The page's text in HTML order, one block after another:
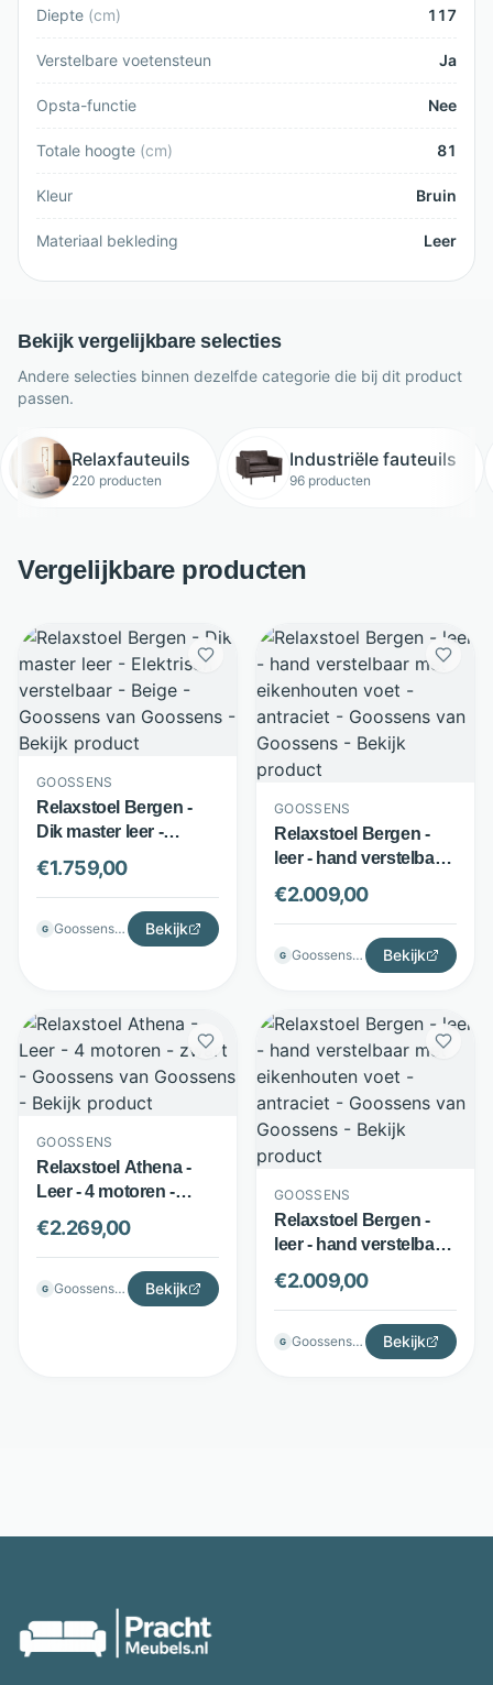
Diepte (cm) 117
Verstelbare voetensteun Ja
Opsta-functie Nee
Totale hoogte (cm) 81
Kleur Bruin
Materiaal bekleding Leer
Bekijk vergelijkbare selecties
Andere selecties binnen dezelfde categorie die bij dit product
passen.
Relaxfauteuils
220 producten
Industriële fauteuils
96 producten
Vergelijkbare producten
GOOSSENS
Relaxstoel Bergen -
Dik master leer -
Elektrisch verstelbaar -
Beige - Goossens
€1.759,00
G Goossenswonen Bekijk
GOOSSENS
Relaxstoel Bergen -
leer - hand verstelbaar
met eikenhouten voet -
antraciet - Goossens
€2.009,00
G Goossenswonen Bekijk
GOOSSENS
Relaxstoel Athena -
Leer - 4 motoren -
zwart - Goossens
€2.269,00
G Goossenswonen Bekijk
GOOSSENS
Relaxstoel Bergen -
leer - hand verstelbaar
met eikenhouten voet -
antraciet - Goossens
€2.009,00
G Goossenswonen Bekijk